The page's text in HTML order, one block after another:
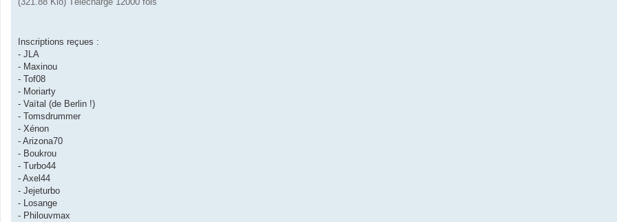
Inscriptions reçues :
- JLA
- Maxinou
- Tof08
- Moriarty
- Vaïtal (de Berlin !)
- Tomsdrummer
- Xénon
- Arizona70
- Boukrou
- Turbo44
- Axel44
- Jejeturbo
- Losange
- Philouvmax